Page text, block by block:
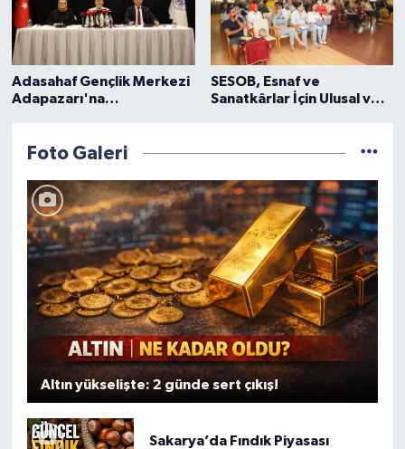
Adasahaf Gençlik Merkezi
Adapazarı'na
SESOB, Esnaf ve
Sanatkârlar İçin Ulusal ve
Foto Galeri
Altın yükselişte: 2 günde sert çıkış!
Sakarya’da Fındık Piyasası